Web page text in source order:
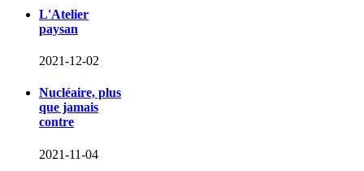
L'Atelier
paysan
2021-12-02
Nucléaire, plus
que jamais
contre
2021-11-04